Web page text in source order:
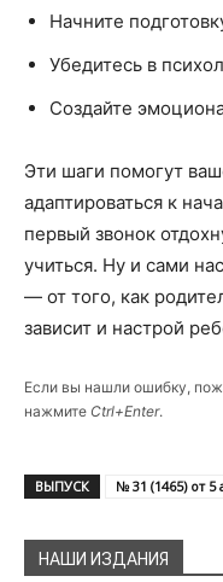
Начните
Убедитесь в
Создайте
Эти шаги помогут
адаптироваться к
первый звонок
учиться. Ну и сами
— от того, как
зависит и настрой
Если вы нашли ошибку,
нажмите Ctrl+Enter.
ВЫПУСК № 31 (1465) от 5
НАШИ ИЗДАНИЯ